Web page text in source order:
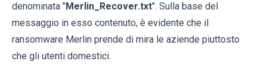
denominata "Merlin_Recover.txt". Sulla base del
messaggio in esso contenuto, è evidente che il
ransomware Merlin prende di mira le aziende piuttosto
che gli utenti domestici.